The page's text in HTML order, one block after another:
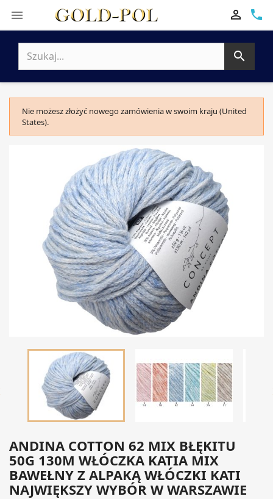
 phone


Nie możesz złożyć nowego zamówienia w swoim kraju (United
States).
ANDINA COTTON 62 MIX BŁĘKITU
50G 130M WŁÓCZKA KATIA MIX
BAWEŁNY Z ALPAKĄ WŁÓCZKI KATI
NAJWIĘKSZY WYBÓR W WARSZAWIE